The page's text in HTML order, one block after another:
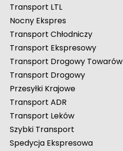
Transport LTL
Nocny Ekspres
Transport Chłodniczy
Transport Ekspresowy
Transport Drogowy Towarów
Transport Drogowy
Przesyłki Krajowe
Transport ADR
Transport Leków
Szybki Transport
Spedycja Ekspresowa